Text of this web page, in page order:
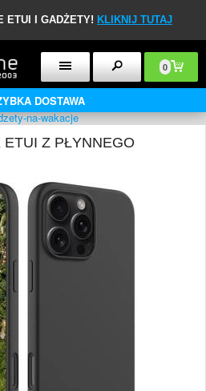
ETUI I GADŻETY! KLIKNIJ TUTAJ
0
DOSTAWA
Z PŁYNNEGO